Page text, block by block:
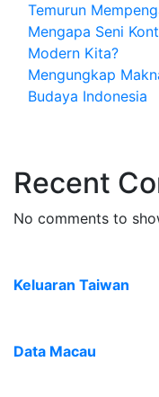
Temurun
Mengapa Seni
Modern Kita?
Mengungkap
Budaya Indonesia
Recent
No comments to
Keluaran Taiwan
Data Macau